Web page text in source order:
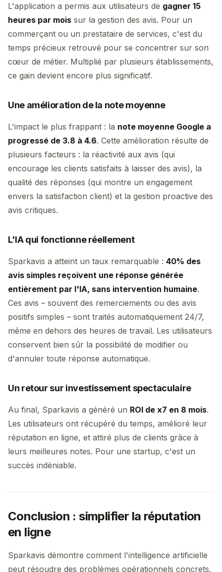
L'application a permis aux utilisateurs de gagner 15
heures par mois sur la gestion des avis. Pour un
commerçant ou un prestataire de services, c'est du
temps précieux retrouvé pour se concentrer sur son
cœur de métier. Multiplié par plusieurs établissements,
ce gain devient encore plus significatif.
Une amélioration de la note moyenne
L'impact le plus frappant : la note moyenne Google a
progressé de 3.8 à 4.6. Cette amélioration résulte de
plusieurs facteurs : la réactivité aux avis (qui
encourage les clients satisfaits à laisser des avis), la
qualité des réponses (qui montre un engagement
envers la satisfaction client) et la gestion proactive des
avis critiques.
L'IA qui fonctionne réellement
Sparkavis a atteint un taux remarquable : 40% des
avis simples reçoivent une réponse générée
entièrement par l'IA, sans intervention humaine.
Ces avis – souvent des remerciements ou des avis
positifs simples – sont traités automatiquement 24/7,
même en dehors des heures de travail. Les utilisateurs
conservent bien sûr la possibilité de modifier ou
d'annuler toute réponse automatique.
Un retour sur investissement spectaculaire
Au final, Sparkavis a généré un ROI de x7 en 8 mois.
Les utilisateurs ont récupéré du temps, amélioré leur
réputation en ligne, et attiré plus de clients grâce à
leurs meilleures notes. Pour une startup, c'est un
succès indéniable.
Conclusion : simplifier la réputation
en ligne
Sparkavis démontre comment l'intelligence artificielle
peut résoudre des problèmes opérationnels concrets.